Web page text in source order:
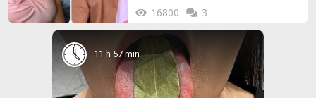
16800 3
11 h 57 min